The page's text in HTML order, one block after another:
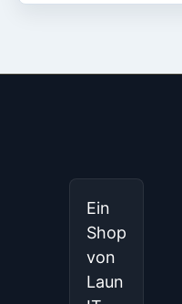
Ein
Shop
von
Laun